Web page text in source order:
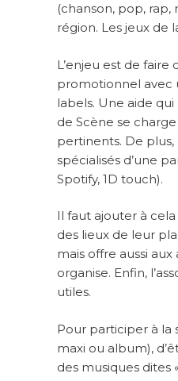
(chanson, pop,
région. Les jeux de
L’enjeu est de faire
promotionnel avec
labels. Une aide
de Scène se
pertinents. De
spécialisés d’une
Spotify, 1D touch).
Il faut ajouter à
des lieux de leur
mais offre aussi
organise. Enfin,
utiles.
Pour participer à la
maxi ou album),
des musiques dites